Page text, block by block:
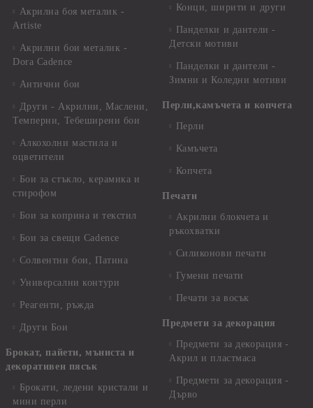
Акрилна боя металик -
Artiste
Акрилни бои металик -
Dora Cadence
Антични бои
Други - Акрилни, Маслени,
Темперни, Тебеширени бои
Алкохолни мастила и
оцветители
Бои за стъкло, керамика и
стирофом
Бои за коприна и текстил
Бои за свещи Cadence
Солвентни бои, Патина
Универсални контури
Реагенти, ръжда
Други Бои
Брокат, пайети, мъниста и
декоративен пясък
Брокати, ледени кристали и
мини перли
Конци, ширити и други
Панделки и дантели -
Детски мотиви
Панделки и дантели -
Зимни и Коледни мотиви
Перли,камъчета и копчета
Перли
Камъчета
Копчета
Печати
Акрилни блокчета и
ръкохватки
Силиконови печати
Гумени печати
Печати за восък
Предмети за декорация
Предмети за декорация -
Акрил и пластмаса
Предмети за декорация -
Дърво